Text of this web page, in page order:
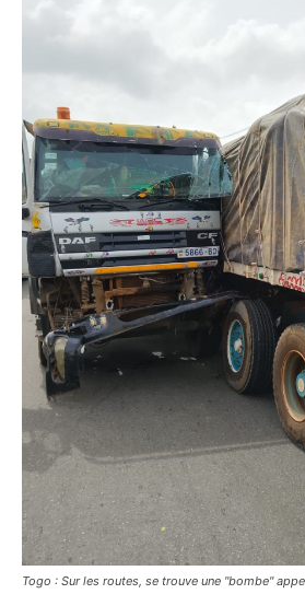
Togo : Sur les routes, se trouve une "bombe"